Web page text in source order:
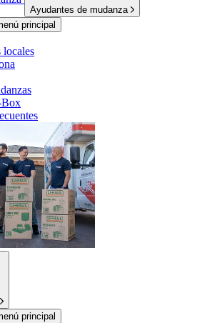
Ayudantes de mudanza
principal
locales
principal